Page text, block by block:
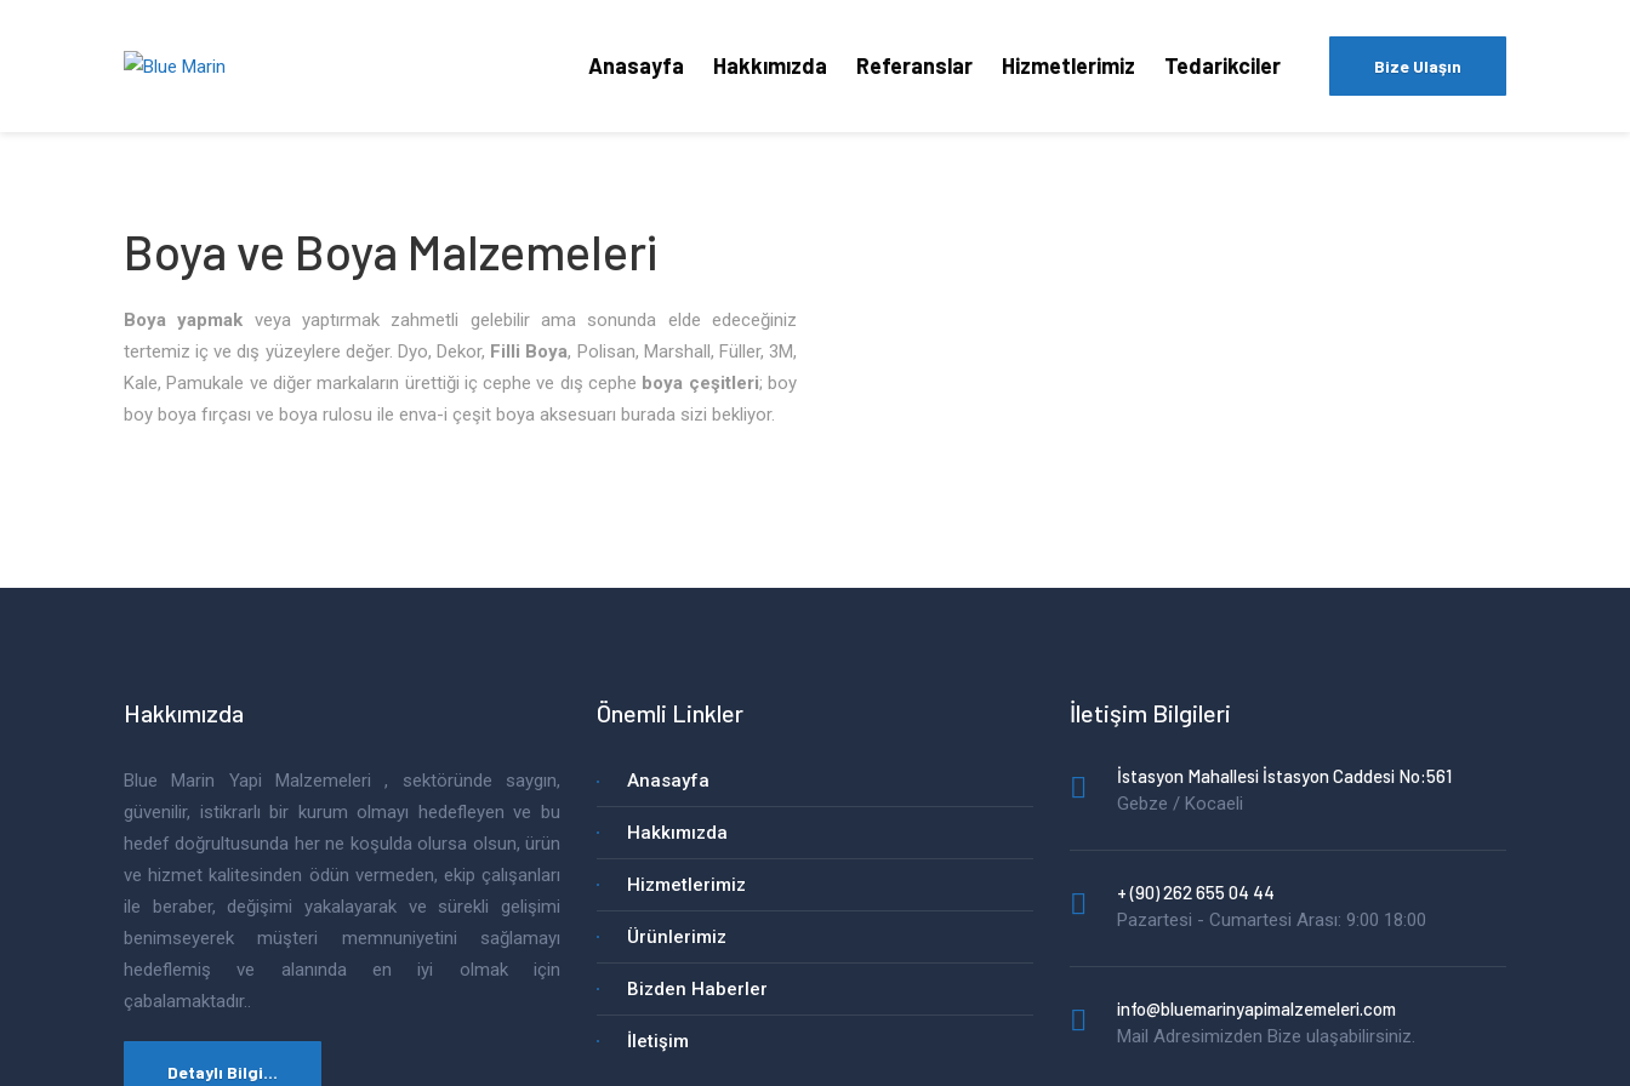
Anasayfa Hakkımızda Referanslar Hizmetlerimiz Tedarikciler Bize Ulaşın
Boya ve Boya Malzemeleri
Boya yapmak veya yaptırmak zahmetli gelebilir ama sonunda elde edeceğiniz
tertemiz iç ve dış yüzeylere değer. Dyo, Dekor, Filli Boya, Polisan, Marshall, Füller, 3M,
Kale, Pamukale ve diğer markaların ürettiği iç cephe ve dış cephe boya çeşitleri; boy
boy boya fırçası ve boya rulosu ile enva-i çeşit boya aksesuarı burada sizi bekliyor.
Hakkımızda
Blue Marin Yapi Malzemeleri , sektöründe saygın,
güvenilir, istikrarlı bir kurum olmayı hedefleyen ve bu
hedef doğrultusunda her ne koşulda olursa olsun, ürün
ve hizmet kalitesinden ödün vermeden, ekip çalışanları
ile beraber, değişimi yakalayarak ve sürekli gelişimi
benimseyerek müşteri memnuniyetini sağlamayı
hedeflemiş ve alanında en iyi olmak için
çabalamaktadır..
Detaylı Bilgi...
Önemli Linkler
Anasayfa
Hakkımızda
Hizmetlerimiz
Ürünlerimiz
Bizden Haberler
İletişim
İletişim Bilgileri
İstasyon Mahallesi İstasyon Caddesi No:561
Gebze / Kocaeli
+ (90) 262 655 04 44
Pazartesi - Cumartesi Arası: 9:00 18:00
info@bluemarinyapimalzemeleri.com
Mail Adresimizden Bize ulaşabilirsiniz.